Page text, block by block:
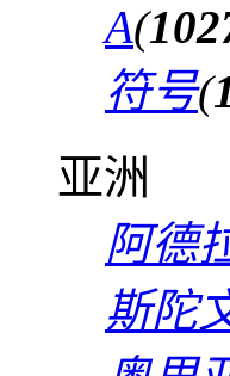
A(
符号(
亚洲
阿德
斯陀